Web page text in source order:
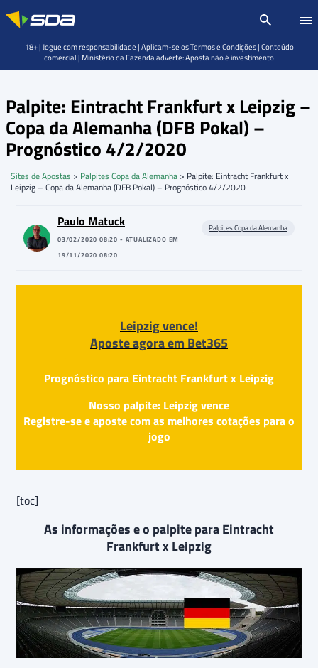
Palpite: Eintracht Frankfurt x Leipzig –
Copa da Alemanha (DFB Pokal) –
Prognóstico 4/2/2020
Sites de Apostas > Palpites Copa da Alemanha > Palpite: Eintracht Frankfurt x
Leipzig – Copa da Alemanha (DFB Pokal) – Prognóstico 4/2/2020
Paulo Matuck
03/02/2020 08:20 - ATUALIZADO EM
19/11/2020 08:20
Palpites Copa da Alemanha
Leipzig vence!
Aposte agora em Bet365
Prognóstico para Eintracht Frankfurt x Leipzig
Nosso palpite: Leipzig vence
Registre-se e aposte com as melhores cotações para o
jogo
[toc]
As informações e o palpite para Eintracht
Frankfurt x Leipzig
18+ | Jogue com responsabilidade | Aplicam-se os Termos e Condições | Conteúdo
comercial | Ministério da Fazenda adverte: Aposta não é investimento